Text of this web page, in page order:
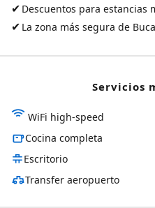
✔ Descuentos para estancias
✔ La zona más segura de
Servicios
WiFi high-speed
Cocina completa
Escritorio
Transfer aeropuerto